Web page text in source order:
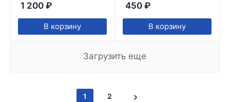
1 200 ₽
В корзину
450 ₽
В корзину
Загрузить еще
1 2